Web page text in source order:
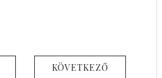
KÖVETKEZŐ